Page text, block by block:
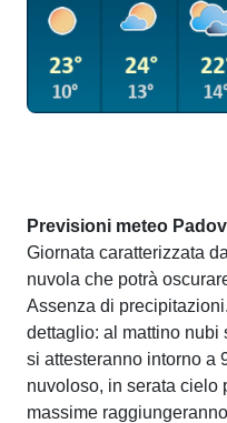
Previsioni meteo
Giornata caratterizzata
nuvola che potrà
Assenza di
dettaglio: al mattino nubi
si attesteranno intorno a
nuvoloso, in serata cielo
massime